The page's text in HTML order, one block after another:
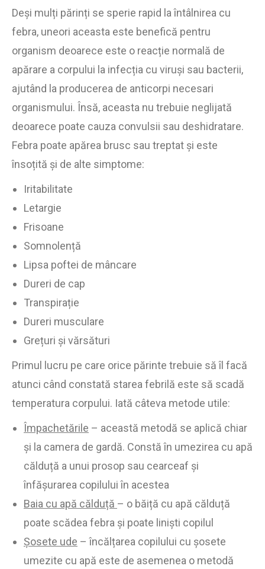
Deși mulți părinți se sperie rapid la întâlnirea cu
febra, uneori aceasta este benefică pentru
organism deoarece este o reacție normală de
apărare a corpului la infecția cu viruși sau bacterii,
ajutând la producerea de anticorpi necesari
organismului. Însă, aceasta nu trebuie neglijată
deoarece poate cauza convulsii sau deshidratare.
Febra poate apărea brusc sau treptat și este
însoțită și de alte simptome:
Iritabilitate
Letargie
Frisoane
Somnolență
Lipsa poftei de mâncare
Dureri de cap
Transpirație
Dureri musculare
Grețuri și vărsături
Primul lucru pe care orice părinte trebuie să îl facă
atunci când constată starea febrilă este să scadă
temperatura corpului. Iată câteva metode utile:
Împachetările – această metodă se aplică chiar
și la camera de gardă. Constă în umezirea cu apă
călduță a unui prosop sau cearceaf și
înfășurarea copilului în acestea
Baia cu apă călduță – o băiță cu apă călduță
poate scădea febra și poate liniști copilul
Șosete ude – încălțarea copilului cu șosete
umezite cu apă este de asemenea o metodă